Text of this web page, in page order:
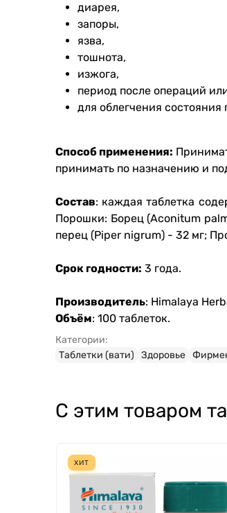
диарея,
запоры,
язва,
тошнота,
изжога,
период после операций
для облегчения
Способ применения:
принимать по назначению и
Состав: каждая таблетка
Порошки: Борец (Aconitum
перец (Piper nigrum) - 32 мг;
Срок годности: 3 года.
Производитель: Himalaya
Объём: 100 таблеток.
Категории:
Таблетки (вати)
Здоровье
С этим товаром
ХИТ